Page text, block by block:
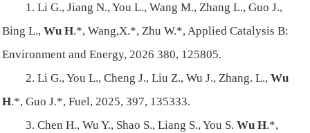
1. Li G., Jiang N., You L., Wang M., Zhang L., Guo J.,
Bing L.,Wu H.*, Wang,X.*, Zhu W.*, Applied Catalysis B:
Environment and Energy, 2026 380, 125805.
2. Li G., You L., Cheng J., Liu Z., Wu J., Zhang. L.,Wu
H.*, Guo J.*, Fuel, 2025, 397, 135333.
3. Chen H., Wu Y., Shao S., Liang S., You S.Wu H.*,